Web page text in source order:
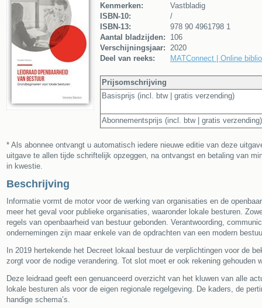
Kenmerken:
Vastbladig
ISBN-10:
/
ISBN-13:
978 90 4961798 1
Aantal bladzijden:
106
Verschijningsjaar: 2020
Deel van reeks:
MATConnect | Online
Prijsomschrijving
Basisprijs (incl. btw | gratis verzending)
Abonnementsprijs (incl. btw | gratis
* Als abonnee ontvangt u automatisch iedere nieuwe editie van deze
uitgave te allen tijde schriftelijk opzeggen, na ontvangst en betaling van
in kwestie.
Beschrijving
Informatie vormt de motor voor de werking van organisaties en de
meer het geval voor publieke organisaties, waaronder lokale besturen.
regels van openbaarheid van bestuur gebonden. Verantwoording,
ondernemingen zijn maar enkele van de opdrachten van een modern
In 2019 hertekende het Decreet lokaal bestuur de verplichtingen voor de
zorgt voor de nodige verandering. Tot slot moet er ook rekening gehouden
Deze leidraad geeft een genuanceerd overzicht van het kluwen van alle
lokale besturen als voor de eigen regionale regelgeving. De kaders, de
handige schema’s.